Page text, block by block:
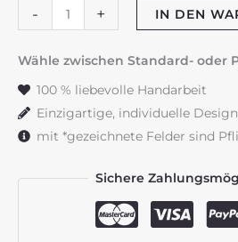
-
Taufkerze
"Green
Elegance"
gold
Menge
+ IN DEN
Wähle zwischen Standard- oder
100 % liebevolle Handarbeit
Einzigartige, individuelle
mit *gezeichnete Felder sind
Sichere